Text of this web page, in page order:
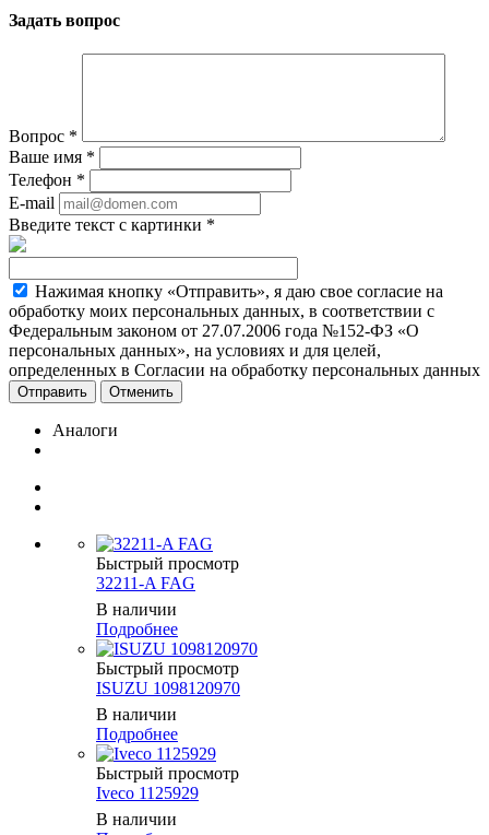
Задать вопрос
Вопрос *
Ваше имя *
Телефон *
E-mail
Введите текст с картинки *
Нажимая кнопку «Отправить», я даю свое согласие на
обработку моих персональных данных, в соответствии с
Федеральным законом от 27.07.2006 года №152-ФЗ «О
персональных данных», на условиях и для целей,
определенных в Согласии на обработку персональных данных
Отменить
Аналоги
Быстрый просмотр
32211-A FAG
В наличии
Подробнее
Быстрый просмотр
ISUZU 1098120970
В наличии
Подробнее
Быстрый просмотр
Iveco 1125929
В наличии